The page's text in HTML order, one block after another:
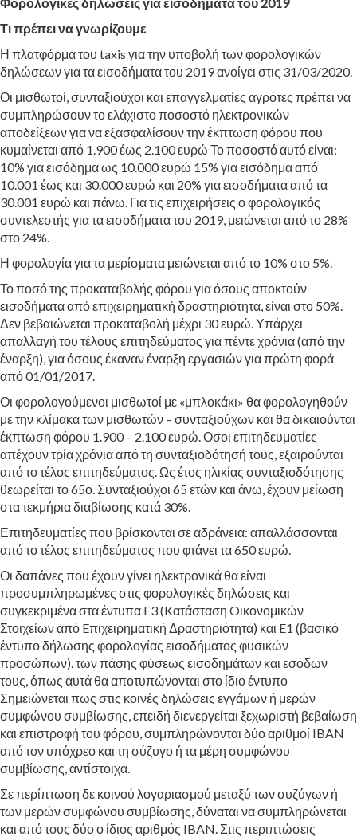
Τι πρέπει να γνωρίζουμε
Η πλατφόρμα του taxis για την υποβολή των φορολογικών
δηλώσεων για τα εισοδήματα του 2019 ανοίγει στις 31/03/2020.
Οι μισθωτοί, συνταξιούχοι και επαγγελματίες αγρότες πρέπει να
συμπληρώσουν το ελάχιστο ποσοστό ηλεκτρονικών
αποδείξεων για να εξασφαλίσουν την έκπτωση φόρου που
κυμαίνεται από 1.900 έως 2.100 ευρώ Το ποσοστό αυτό είναι:
10% για εισόδημα ως 10.000 ευρώ 15% για εισόδημα από
10.001 έως και 30.000 ευρώ και 20% για εισοδήματα από τα
30.001 ευρώ και πάνω. Για τις επιχειρήσεις ο φορολογικός
συντελεστής για τα εισοδήματα του 2019, μειώνεται από το 28%
στο 24%.
Η φορολογία για τα μερίσματα μειώνεται από το 10% στο 5%.
Το ποσό της προκαταβολής φόρου για όσους αποκτούν
εισοδήματα από επιχειρηματική δραστηριότητα, είναι στο 50%.
Δεν βεβαιώνεται προκαταβολή μέχρι 30 ευρώ. Υπάρχει
απαλλαγή του τέλους επιτηδεύματος για πέντε χρόνια (από την
έναρξη), για όσους έκαναν έναρξη εργασιών για πρώτη φορά
από 01/01/2017.
Οι φορολογούμενοι μισθωτοί με «μπλοκάκι» θα φορολογηθούν
με την κλίμακα των μισθωτών – συνταξιούχων και θα δικαιούνται
έκπτωση φόρου 1.900 – 2.100 ευρώ. Οσοι επιτηδευματίες
απέχουν τρία χρόνια από τη συνταξιοδότησή τους, εξαιρούνται
από το τέλος επιτηδεύματος. Ως έτος ηλικίας συνταξιοδότησης
θεωρείται το 65ο. Συνταξιούχοι 65 ετών και άνω, έχουν μείωση
στα τεκμήρια διαβίωσης κατά 30%.
Επιτηδευματίες που βρίσκονται σε αδράνεια: απαλλάσσονται
από το τέλος επιτηδεύματος που φτάνει τα 650 ευρώ.
Οι δαπάνες που έχουν γίνει ηλεκτρονικά θα είναι
προσυμπληρωμένες στις φορολογικές δηλώσεις και
συγκεκριμένα στα έντυπα E3 (Kατάσταση Oικονομικών
Στοιχείων από Eπιχειρηματική Δραστηριότητα) και E1 (βασικό
έντυπο δήλωσης φορολογίας εισοδήματος φυσικών
προσώπων). των πάσης φύσεως εισοδημάτων και εσόδων
τους, όπως αυτά θα αποτυπώνονται στο ίδιο έντυπο
Σημειώνεται πως στις κοινές δηλώσεις εγγάμων ή μερών
συμφώνου συμβίωσης, επειδή διενεργείται ξεχωριστή βεβαίωση
και επιστροφή του φόρου, συμπληρώνονται δύο αριθμοί IBAN
από τον υπόχρεο και τη σύζυγο ή τα μέρη συμφώνου
συμβίωσης, αντίστοιχα.
Σε περίπτωση δε κοινού λογαριασμού μεταξύ των συζύγων ή
των μερών συμφώνου συμβίωσης, δύναται να συμπληρώνεται
και από τους δύο ο ίδιος αριθμός IBAN. Στις περιπτώσεις